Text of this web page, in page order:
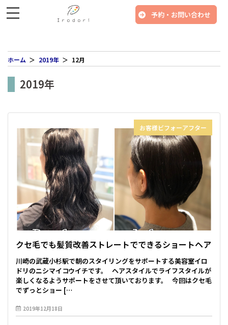
予約・お問い合わせ
ホーム 2019年 12月
2019年
お客様ビフォーアフター
クセ毛でも髪質改善ストレートでできるショートヘア
川崎の武蔵小杉駅で朝のスタイリングをサポートする美容室イロ
ドリのニシマイコウイチです。 ヘアスタイルでライフスタイルが
楽しくなるようサポートをさせて頂いております。 今回はクセ毛
でずっとショー […
2019年12月18日